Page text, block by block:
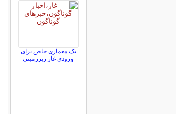
یک معماری خاص برای
ورودی غار زیرزمینی